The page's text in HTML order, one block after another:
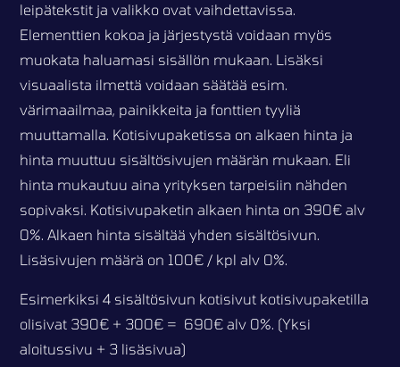
leipätekstit ja valikko ovat vaihdettavissa.
Elementtien kokoa ja järjestystä voidaan myös
muokata haluamasi sisällön mukaan. Lisäksi
visuaalista ilmettä voidaan säätää esim.
värimaailmaa, painikkeita ja fonttien tyyliä
muuttamalla. Kotisivupaketissa on alkaen hinta ja
hinta muuttuu sisältösivujen määrän mukaan. Eli
hinta mukautuu aina yrityksen tarpeisiin nähden
sopivaksi. Kotisivupaketin alkaen hinta on 390€ alv
0%. Alkaen hinta sisältää yhden sisältösivun.
Lisäsivujen määrä on 100€ / kpl alv 0%.
Esimerkiksi 4 sisältösivun kotisivut kotisivupaketilla
olisivat 390€ + 300€ = 690€ alv 0%. (Yksi
aloitussivu + 3 lisäsivua)